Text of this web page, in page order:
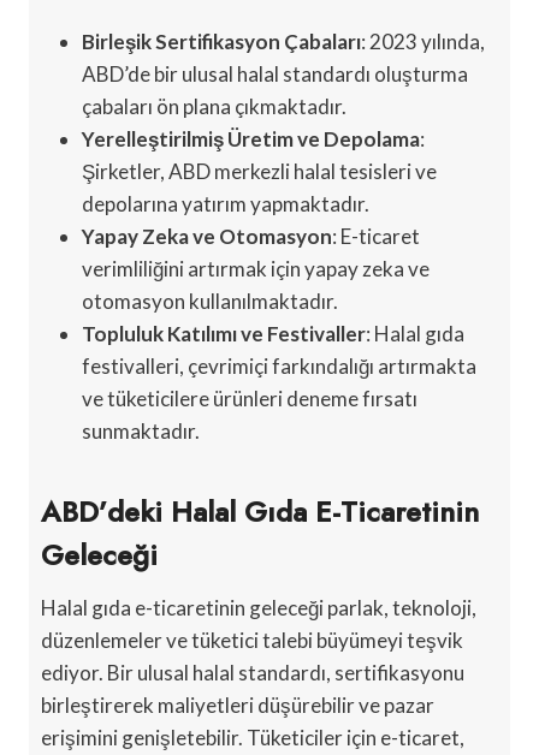
Birleşik Sertifikasyon Çabaları: 2023 yılında,
ABD’de bir ulusal halal standardı oluşturma
çabaları ön plana çıkmaktadır.
Yerelleştirilmiş Üretim ve Depolama:
Şirketler, ABD merkezli halal tesisleri ve
depolarına yatırım yapmaktadır.
Yapay Zeka ve Otomasyon: E-ticaret
verimliliğini artırmak için yapay zeka ve
otomasyon kullanılmaktadır.
Topluluk Katılımı ve Festivaller: Halal gıda
festivalleri, çevrimiçi farkındalığı artırmakta
ve tüketicilere ürünleri deneme fırsatı
sunmaktadır.
ABD’deki Halal Gıda E-Ticaretinin
Geleceği
Halal gıda e-ticaretinin geleceği parlak, teknoloji,
düzenlemeler ve tüketici talebi büyümeyi teşvik
ediyor. Bir ulusal halal standardı, sertifikasyonu
birleştirerek maliyetleri düşürebilir ve pazar
erişimini genişletebilir. Tüketiciler için e-ticaret,